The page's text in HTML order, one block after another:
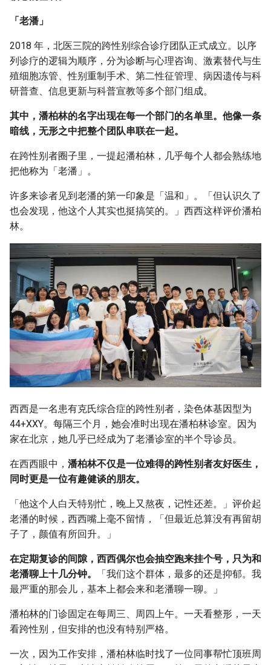
「老潘」
2018 年，北医三院的跨性别综合诊疗团队正式成立。以序
列诊疗的逻辑为顺序，分为诊断与心理咨询、激素替代与生
殖细胞冻管、性别重制手术、第二性征管理、病因遗传与科
研普查、信息更新与科普宣教等多个部门组成。
其中，潘柏林的名字出现在每一个部门的名单里。他像一条
暗线，无形之中把整个团队串联在一起。
在跨性别者圈子里，一提起潘柏林，几乎每个人都会熟练地
把他称为「老潘」。
许多来诊者见到老潘的第一印象是「温和」。「但认识久了
也会发现，他这个人其实也挺搞笑的。」西西这样评价潘柏
林。
西西是一名患有克氏综合症的跨性别者，染色体基因型为
44+XXY。每隔三个月，她会准时出现在潘柏林诊室。因为
家在北京，她几乎已经成为了老潘诊室的半个导诊员。
在西西眼中， 潘柏林不仅是一位难得的跨性别者友好医生，
同时更是一位有趣健谈的朋友。
「他这个人白天特别忙，晚上又熬夜，记性还差。」评价起
老潘的时候，西西嘴上毫不留情，「但最近总算没有再留胡
子了，颜值有所回升。」
在定期复诊的间隙，西西偶尔也会抽空跑来挂个号，只为和
老潘聊上十几分钟。
「我们这个群体，最多的还是抑郁。我
最严重的那会儿，基本上都会来和老潘聊一聊。」
潘柏林的门诊固定在每周三、周四上午。一天看整形，一天
看跨性别，但安排的也没有特别严格。
一次，因为工作安排，潘柏林临时找了一位同事帮忙顶班周